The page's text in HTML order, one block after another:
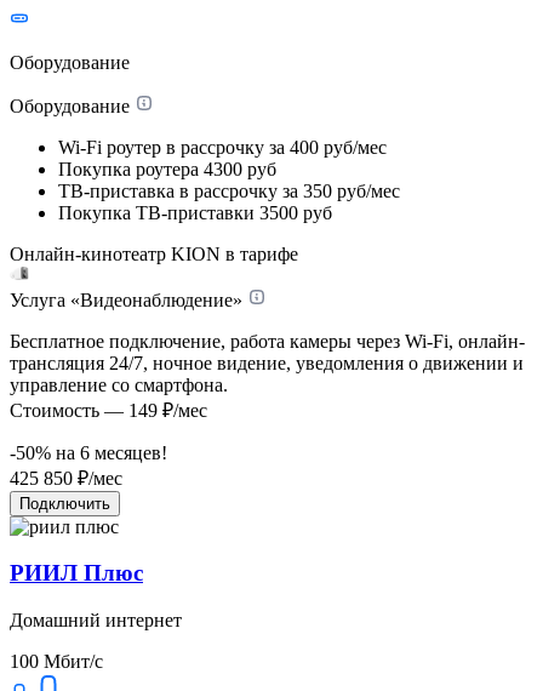
Оборудование
Оборудование
Wi-Fi роутер в рассрочку за 400 руб/мес
Покупка роутера 4300 руб
ТВ-приставка в рассрочку за 350 руб/мес
Покупка ТВ-приставки 3500 руб
Онлайн-кинотеатр KION в тарифе
Услуга «Видеонаблюдение»
Бесплатное подключение, работа камеры через Wi-Fi, онлайн-
трансляция 24/7, ночное видение, уведомления о движении и
управление со смартфона.
Стоимость — 149 ₽/мес
-50% на 6 месяцев!
425 850 ₽/мес
Подключить
РИИЛ Плюс
Домашний интернет
100 Мбит/с